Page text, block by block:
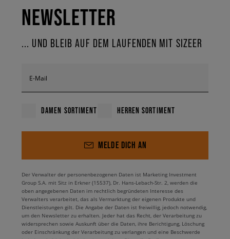
NEWSLETTER
... UND BLEIB AUF DEM LAUFENDEN MIT SIZEER
E-Mail
DAMEN SORTIMENT HERREN SORTIMENT
MELDE DICH AN
Der Verwalter der personenbezogenen Daten ist Marketing Investment
Group S.A. mit Sitz in Erkner (15537), Dr. Hans-Lebach-Str. 2, werden die
oben angegebenen Daten im rechtlich begründeten Interesse des
Verwalters verarbeitet, das als Vermarktung der eigenen Produkte und
Dienstleistungen gilt. Die Angabe der Daten ist freiwillig, jedoch notwendig,
um den Newsletter zu erhalten. Jeder hat das Recht, der Verarbeitung zu
widersprechen sowie Auskunft über die Daten, ihre Berichtigung, Löschung
oder Einschränkung der Verarbeitung zu verlangen und eine Beschwerde